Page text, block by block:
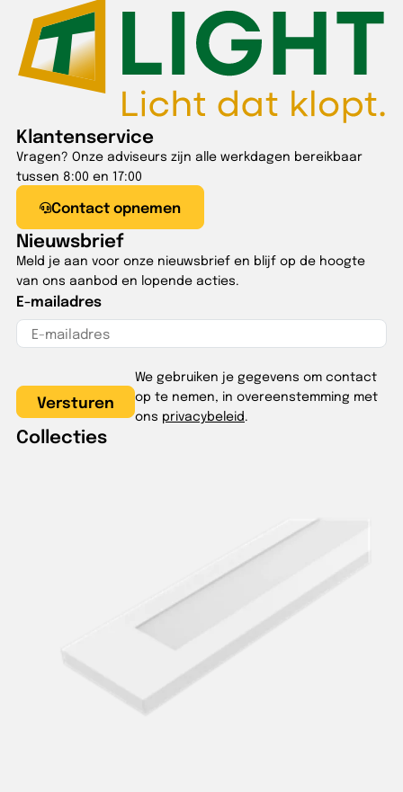
Klantenservice
Vragen? Onze adviseurs zijn alle werkdagen bereikbaar
tussen 8:00 en 17:00
Contact opnemen
Nieuwsbrief
Meld je aan voor onze nieuwsbrief en blijf op de hoogte
van ons aanbod en lopende acties.
E-mailadres
We gebruiken je gegevens om contact
op te nemen, in overeenstemming met
ons privacybeleid.
Collecties